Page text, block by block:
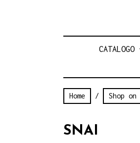
Home / Shop
SNAI